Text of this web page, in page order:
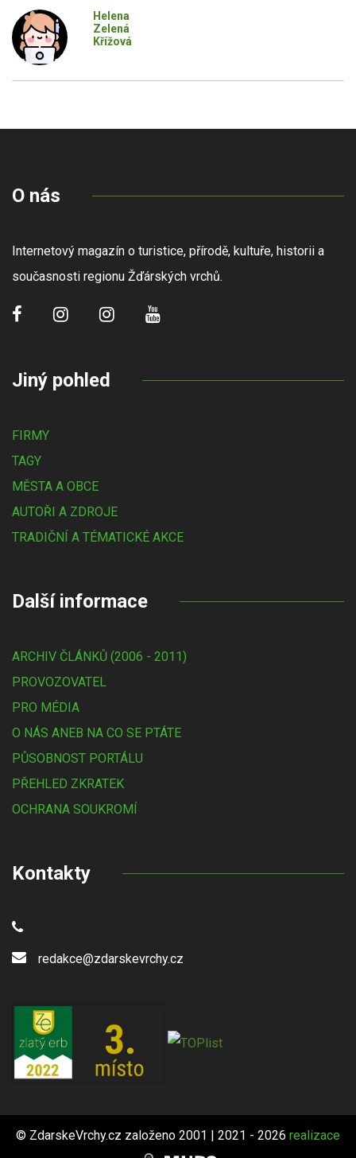
Helena
Zelená
Křížová
O nás
Internetový magazín o turistice, přírodě, kultuře, historii a
současnosti regionu Žďárských vrchů.
Jiný pohled
FIRMY
TAGY
MĚSTA A OBCE
AUTOŘI A ZDROJE
TRADIČNÍ A TÉMATICKÉ AKCE
Další informace
ARCHIV ČLÁNKŮ (2006 - 2011)
PROVOZOVATEL
PRO MÉDIA
O NÁS ANEB NA CO SE PTÁTE
PŮSOBNOST PORTÁLU
PŘEHLED ZKRATEK
OCHRANA SOUKROMÍ
Kontakty
redakce@zdarskevrchy.cz
© ZdarskeVrchy.cz založeno 2001 | 2021 - 2026 realizace